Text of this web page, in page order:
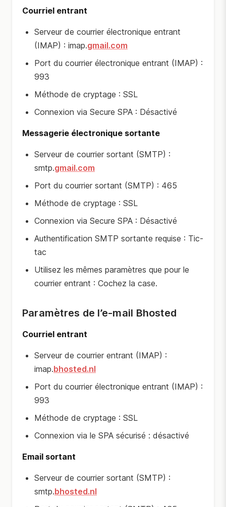
Courriel entrant
Serveur de courrier électronique entrant
(IMAP) : imap.gmail.com
Port du courrier électronique entrant (IMAP) :
993
Méthode de cryptage : SSL
Connexion via Secure SPA : Désactivé
Messagerie électronique sortante
Serveur de courrier sortant (SMTP) :
smtp.gmail.com
Port du courrier sortant (SMTP) : 465
Méthode de cryptage : SSL
Connexion via Secure SPA : Désactivé
Authentification SMTP sortante requise : Tic-
tac
Utilisez les mêmes paramètres que pour le
courrier entrant : Cochez la case.
Paramètres de l’e-mail Bhosted
Courriel entrant
Serveur de courrier entrant (IMAP) :
imap.bhosted.nl
Port du courrier électronique entrant (IMAP) :
993
Méthode de cryptage : SSL
Connexion via le SPA sécurisé : désactivé
Email sortant
Serveur de courrier sortant (SMTP) :
smtp.bhosted.nl